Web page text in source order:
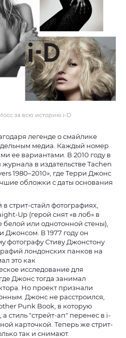
за всю историю i-D
легенде о смайлике
В 2010 году в
в издательстве Tachen
1980–2010», где Терри Джонс
(герой снят «в лоб» в
или однотонной стены),
Стиву Джонстону
лондонских панков на
исследование для
Джонс тогда занимал
признали
Джонс не расстроился,
перенес в i-
карточкой. Теперь же стрит-
так и снимают.